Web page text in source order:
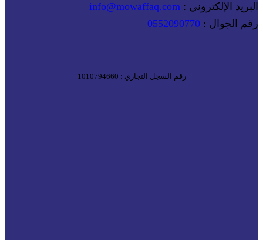
البريد الإلكتروني : info@mowaffaq.com
رقم الجوال : 0552090770
رقم السجل التجاري : 1010794660